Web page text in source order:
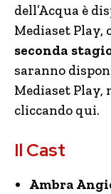
dell’Acqua è
Mediaset Play,
seconda
saranno
Mediaset Play,
cliccando qui.
Il Cast
Ambra